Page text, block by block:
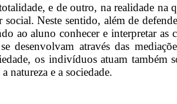
e de outro, na realidade na
Neste sentido, além de
ao aluno conhecer e interpretar as
através das
os indivíduos atuam também
natureza e a sociedade.